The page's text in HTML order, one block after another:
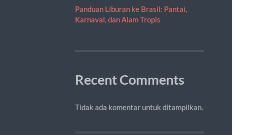
Panduan Liburan ke Brasil: Pantai,
Karnaval, dan Alam Tropis
Recent Comments
Tidak ada komentar untuk ditampilkan.